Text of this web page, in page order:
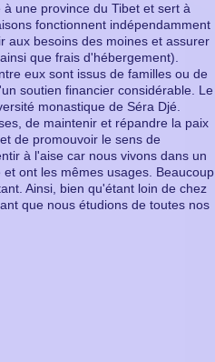
une province du Tibet et sert à
fonctionnent indépendamment
aux besoins des moines et assurer
que frais d'hébergement).
eux sont issus de familles ou de
soutien financier considérable. Le
monastique de Séra Djé.
de maintenir et répandre la paix
de promouvoir le sens de
à l'aise car nous vivons dans un
ont les mêmes usages. Beaucoup
Ainsi, bien qu'étant loin de chez
que nous étudions de toutes nos